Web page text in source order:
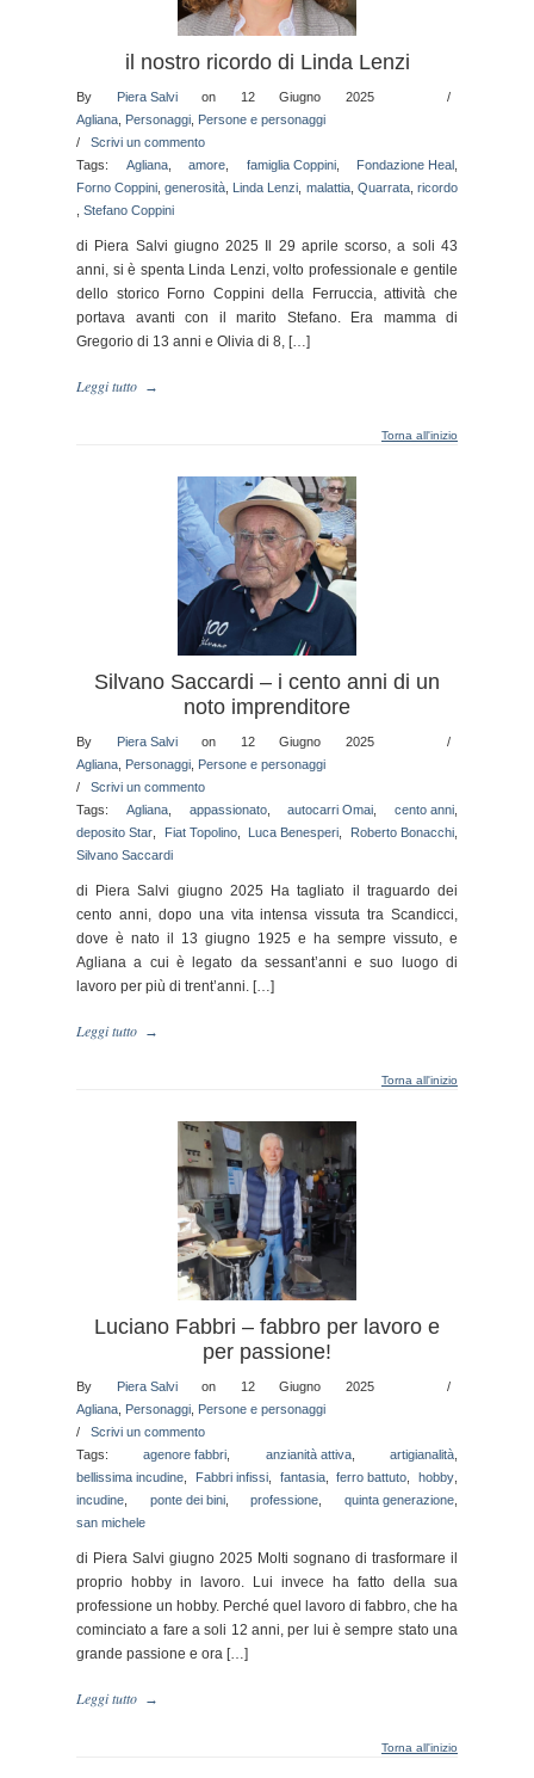
il nostro ricordo di Linda Lenzi
By Piera Salvion 12 Giugno 2025
/
Agliana
Personaggi
Persone e personaggi
/ Scrivi un commento
Tags: Agliana, amore famiglia Coppini, Fondazione Heal
Forno Coppini ,generosità Linda Lenzi malattia, Quarrata,ricordo
Stefano Coppini
di Piera Salvi giugno 2025 Il 29 aprile scorso, a soli 43
anni, si è spenta Linda Lenzi, volto professionale e gentile
dello storico Forno Coppini della Ferruccia, attività che
portava avanti con il marito Stefano. Era mamma di
Gregorio di 13 anni e Olivia di 8, […]
Leggi tutto →
Torna all'inizio
Silvano Saccardi – i cento anni di un
noto imprenditore
By Piera Salvion 12 Giugno 2025
/
Agliana
Personaggi
Persone e personaggi
/ Scrivi un commento
Tags: Agliana, appassionato,autocarri Omai cento anni
deposito Star
Fiat Topolino, Luca Benesperi Roberto Bonacchi
Silvano Saccardi
di Piera Salvi giugno 2025 Ha tagliato il traguardo dei
cento anni, dopo una vita intensa vissuta tra Scandicci,
dove è nato il 13 giugno 1925 e ha sempre vissuto, e
Agliana a cui è legato da sessant’anni e suo luogo di
lavoro per più di trent’anni. […]
Leggi tutto →
Torna all'inizio
Luciano Fabbri – fabbro per lavoro e
per passione!
By Piera Salvion 12 Giugno 2025
/
Agliana
Personaggi
Persone e personaggi
/ Scrivi un commento
Tags:agenore fabbri anzianità attiva,artigianalità
bellissima incudine
Fabbri infissi, fantasia,ferro battuto hobby
incudine
ponte dei bini,professione ,quinta generazione
san michele
di Piera Salvi giugno 2025 Molti sognano di trasformare il
proprio hobby in lavoro. Lui invece ha fatto della sua
professione un hobby. Perché quel lavoro di fabbro, che ha
cominciato a fare a soli 12 anni, per lui è sempre stato una
grande passione e ora […]
Leggi tutto →
Torna all'inizio